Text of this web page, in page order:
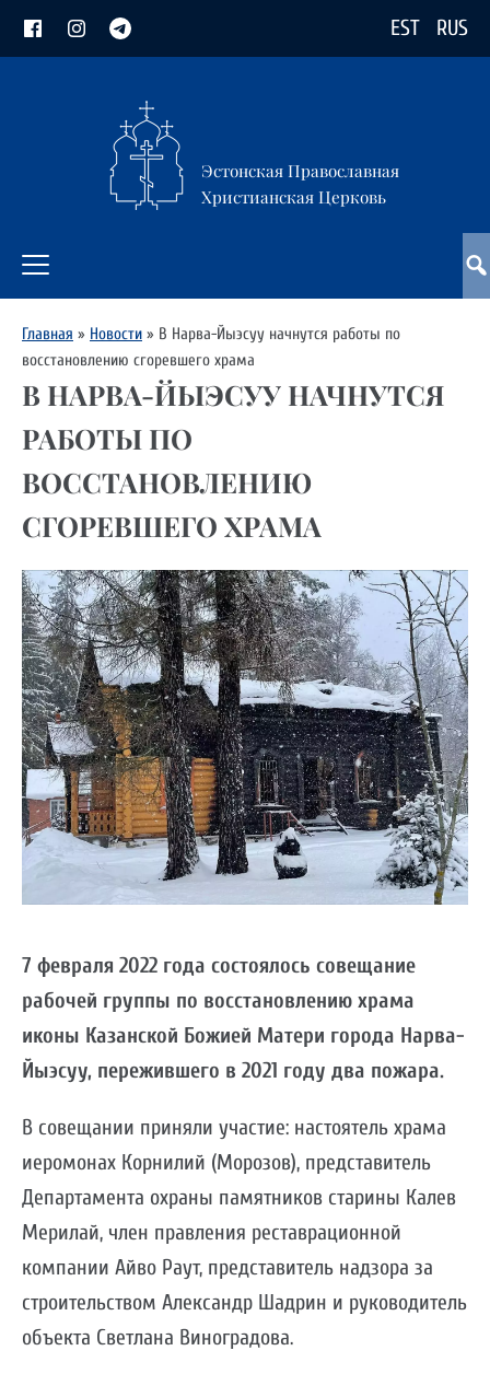
EST RUS
Эстонская Православная
Христианская Церковь
Главная » Новости » В Нарва-Йыэсуу начнутся работы по
восстановлению сгоревшего храма
В НАРВА-ЙЫЭСУУ НАЧНУТСЯ
РАБОТЫ ПО
ВОССТАНОВЛЕНИЮ
СГОРЕВШЕГО ХРАМА
7 февраля 2022 года состоялось совещание
рабочей группы по восстановлению храма
иконы Казанской Божией Матери города Нарва-
Йыэсуу, пережившего в 2021 году два пожара.
В совещании приняли участие: настоятель храма
иеромонах Корнилий (Морозов), представитель
Департамента охраны памятников старины Калев
Мерилай, член правления реставрационной
компании Айво Раут, представитель надзора за
строительством Александр Шадрин и руководитель
объекта Светлана Виноградова.